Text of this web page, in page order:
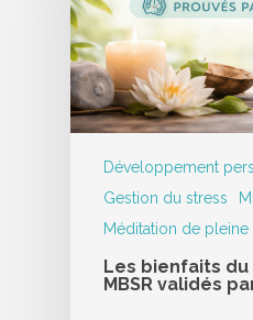
Développement
Gestion du stress
Méditation de
Les bienfaits
MBSR validés